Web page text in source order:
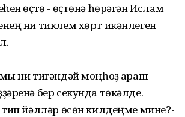
өҫтө - өҫтөнә һөрәгән Ислам
ни тиклем хөрт икәнлеген
ни тигәндәй моңһоҙ ҡараш
бер секунда төкәлде.
йәлләр өсөн килдеңме мине?-